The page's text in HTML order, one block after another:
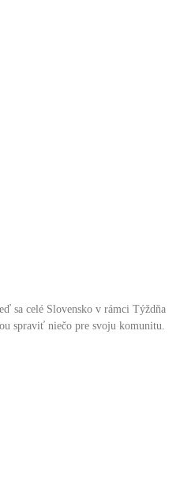
sa celé Slovensko v rámci Týždňa
spraviť niečo pre svoju komunitu.